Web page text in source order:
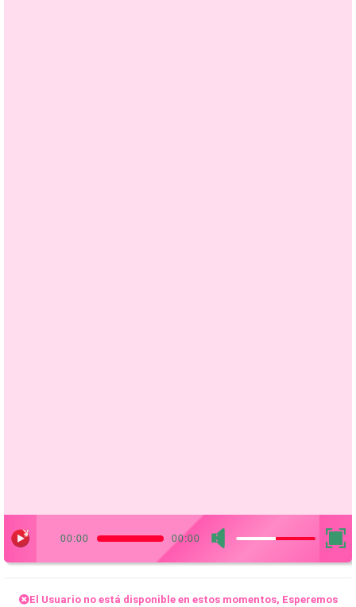
00:00 00:00
El Usuariono está disponible en estos momentos, Esperemos